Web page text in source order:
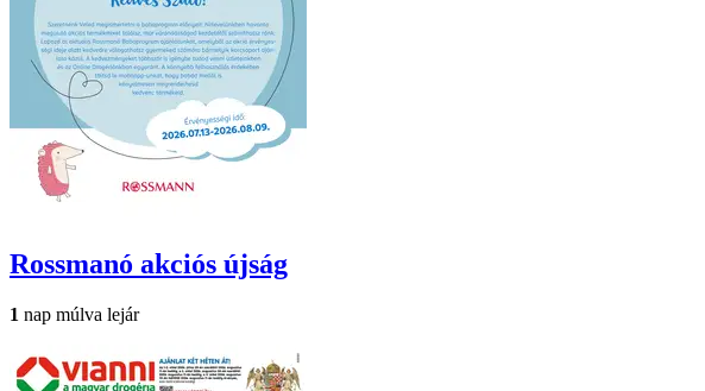
Rossmanó akciós újság
1 nap múlva lejár